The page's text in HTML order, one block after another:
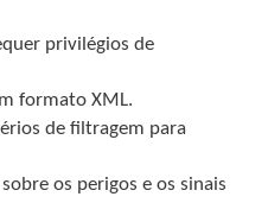
privilégios de
formato XML.
de filtragem para
os perigos e os sinais